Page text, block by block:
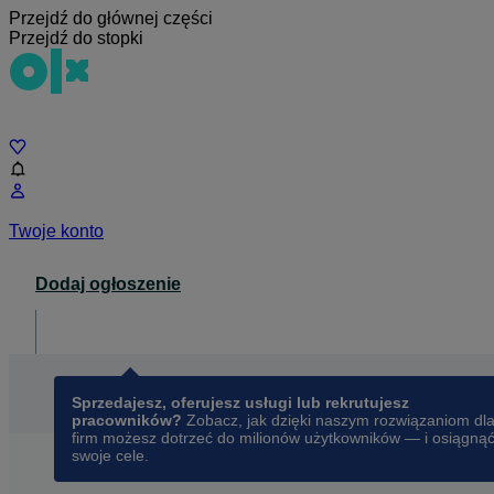
Przejdź do głównej części
Przejdź do stopki
Twoje konto
Dodaj ogłoszenie
Sprzedajesz, oferujesz usługi lub rekrutujesz
pracowników? Zobacz, jak dzięki naszym rozwiązaniom dla
firm możesz dotrzeć do milionów użytkowników — i osiągnąć
swoje cele.